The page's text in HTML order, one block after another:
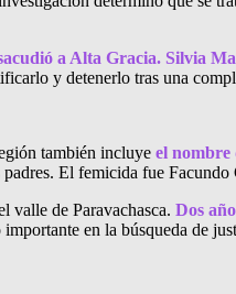
a Alta Gracia. Silvia
y detenerlo tras una
también incluye el nombre
El femicida fue
valle de Paravachasca. Dos
en la búsqueda de